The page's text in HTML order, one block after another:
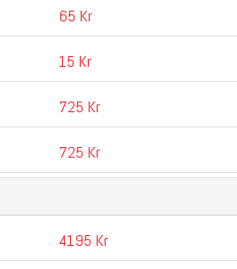
65 Kr
15 Kr
725 Kr
725 Kr
4195 Kr